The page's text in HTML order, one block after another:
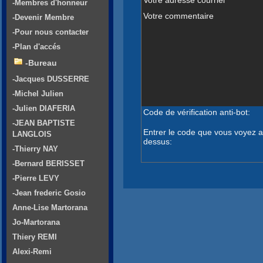
Votre commentaire
Code de vérification anti-bot:
Entrer le code que vous voyez
dessus:
-Membres d'honneur
-Devenir Membre
-Pour nous contacter
-Plan d'accés
-Bureau
-Jacques DUSSERRE
-Michel Julien
-Julien DIAFERIA
-JEAN BAPTISTE
LANGLOIS
-Thierry NAY
-Bernard BERISSET
-Pierre LEVY
-Jean frederic Gosio
Anne-Lise Martorana
Jo-Martorana
Thiery REMI
Alexi-Remi